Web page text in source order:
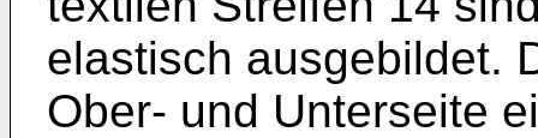
elastisch ausgebildet.
Ober- und Unterseite